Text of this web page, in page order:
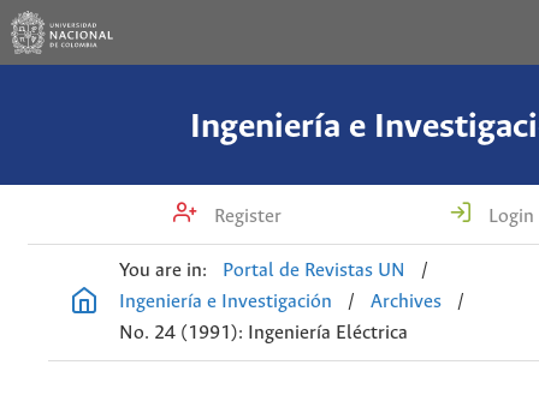
Ingeniería e
Register Login
You are in: Portal de Revistas UN
/
Ingeniería e Investigación
/ Archives
/
No. 24 (1991): Ingeniería Eléctrica